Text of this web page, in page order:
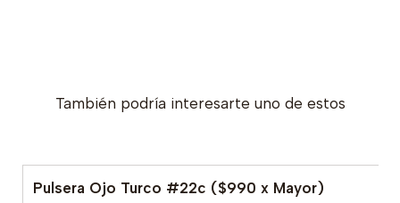
También podría interesarte uno de estos
Pulsera Ojo Turco #22c ($990 x Mayor)